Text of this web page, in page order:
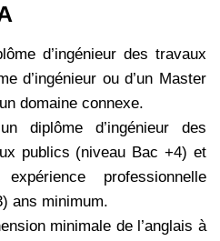
d’ingénieur des travaux
d’ingénieur ou d’un Master
domaine connexe.
diplôme d’ingénieur des
publics (niveau Bac +4) et
professionnelle
ans minimum.
minimale de l’anglais à